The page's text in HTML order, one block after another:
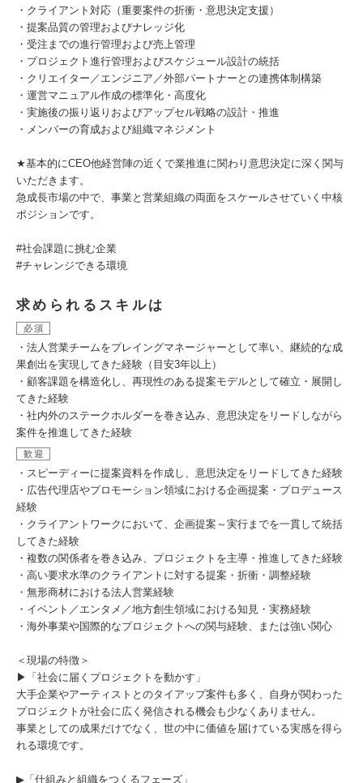
・クライアント対応（重要案件の折衝・意思決定支援）
・提案品質の管理およびナレッジ化
・受注までの進行管理および売上管理
・プロジェクト進行管理およびスケジュール設計の統括
・クリエイター／エンジニア／外部パートナーとの連携体制構築
・運営マニュアル作成の標準化・高度化
・実施後の振り返りおよびアップセル戦略の設計・推進
・メンバーの育成および組織マネジメント
★基本的にCEO他経営陣の近くで業推進に関わり意思決定に深く関与
いただきます。
急成長市場の中で、事業と営業組織の両面をスケールさせていく中核
ポジションです。
#社会課題に挑む企業
#チャレンジできる環境
求められるスキルは
必須
・法人営業チームをプレイングマネージャーとして率い、継続的な成
果創出を実現してきた経験（目安3年以上）
・顧客課題を構造化し、再現性のある提案モデルとして確立・展開し
てきた経験
・社内外のステークホルダーを巻き込み、意思決定をリードしながら
案件を推進してきた経験
歓迎
・スピーディーに提案資料を作成し、意思決定をリードしてきた経験
・広告代理店やプロモーション領域における企画提案・プロデュース
経験
・クライアントワークにおいて、企画提案～実行までを一貫して統括
してきた経験
・複数の関係者を巻き込み、プロジェクトを主導・推進してきた経験
・高い要求水準のクライアントに対する提案・折衝・調整経験
・無形商材における法人営業経験
・イベント／エンタメ／地方創生領域における知見・実務経験
・海外事業や国際的なプロジェクトへの関与経験、または強い関心
＜現場の特徴＞
▶「社会に届くプロジェクトを動かす」
大手企業やアーティストとのタイアップ案件も多く、自身が関わった
プロジェクトが社会に広く発信される機会も少なくありません。
事業としての成果だけでなく、世の中に価値を届けている実感を得ら
れる環境です。
▶「仕組みと組織をつくるフェーズ」